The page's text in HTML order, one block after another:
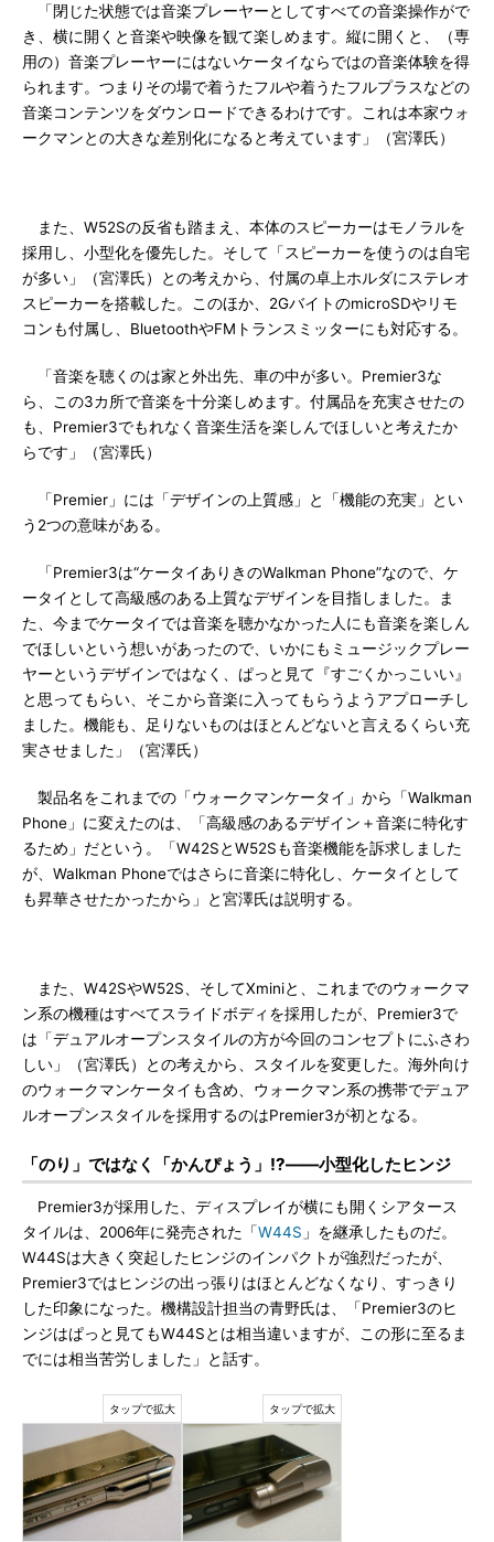
「閉じた状態では音楽プレーヤーとしてすべての音楽操作がで
き、横に開くと音楽や映像を観て楽しめます。縦に開くと、（専
用の）音楽プレーヤーにはないケータイならではの音楽体験を得
られます。つまりその場で着うたフルや着うたフルプラスなどの
音楽コンテンツをダウンロードできるわけです。これは本家ウォ
ークマンとの大きな差別化になると考えています」（宮澤氏）
また、W52Sの反省も踏まえ、本体のスピーカーはモノラルを
採用し、小型化を優先した。そして「スピーカーを使うのは自宅
が多い」（宮澤氏）との考えから、付属の卓上ホルダにステレオ
スピーカーを搭載した。このほか、2GバイトのmicroSDやリモ
コンも付属し、BluetoothやFMトランスミッターにも対応する。
「音楽を聴くのは家と外出先、車の中が多い。Premier3な
ら、この3カ所で音楽を十分楽しめます。付属品を充実させたの
も、Premier3でもれなく音楽生活を楽しんでほしいと考えたか
らです」（宮澤氏）
「Premier」には「デザインの上質感」と「機能の充実」とい
う2つの意味がある。
「Premier3は“ケータイありきのWalkman Phone”なので、ケ
ータイとして高級感のある上質なデザインを目指しました。ま
た、今までケータイでは音楽を聴かなかった人にも音楽を楽しん
でほしいという想いがあったので、いかにもミュージックプレー
ヤーというデザインではなく、ぱっと見て『すごくかっこいい』
と思ってもらい、そこから音楽に入ってもらうようアプローチし
ました。機能も、足りないものはほとんどないと言えるくらい充
実させました」（宮澤氏）
製品名をこれまでの「ウォークマンケータイ」から「Walkman
Phone」に変えたのは、「高級感のあるデザイン＋音楽に特化す
るため」だという。「W42SとW52Sも音楽機能を訴求しました
が、Walkman Phoneではさらに音楽に特化し、ケータイとして
も昇華させたかったから」と宮澤氏は説明する。
また、W42SやW52S、そしてXminiと、これまでのウォークマ
ン系の機種はすべてスライドボディを採用したが、Premier3で
は「デュアルオープンスタイルの方が今回のコンセプトにふさわ
しい」（宮澤氏）との考えから、スタイルを変更した。海外向け
のウォークマンケータイも含め、ウォークマン系の携帯でデュア
ルオープンスタイルを採用するのはPremier3が初となる。
「のり」ではなく「かんぴょう」!?――小型化したヒンジ
Premier3が採用した、ディスプレイが横にも開くシアタース
タイルは、2006年に発売された「W44S 」を継承したものだ。
W44Sは大きく突起したヒンジのインパクトが強烈だったが、
Premier3ではヒンジの出っ張りはほとんどなくなり、すっきり
した印象になった。機構設計担当の青野氏は、「Premier3のヒ
ンジはぱっと見てもW44Sとは相当違いますが、この形に至るま
でには相当苦労しました」と話す。